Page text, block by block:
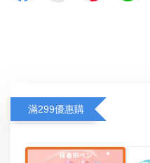
滿299優惠購